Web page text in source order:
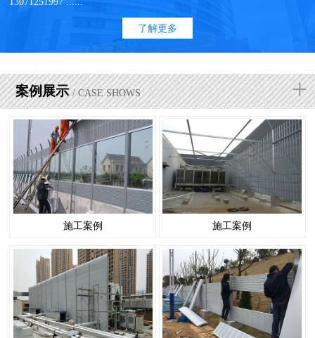
了解更多
案例展示 / CASE SHOWS +
施工案例 施工案例